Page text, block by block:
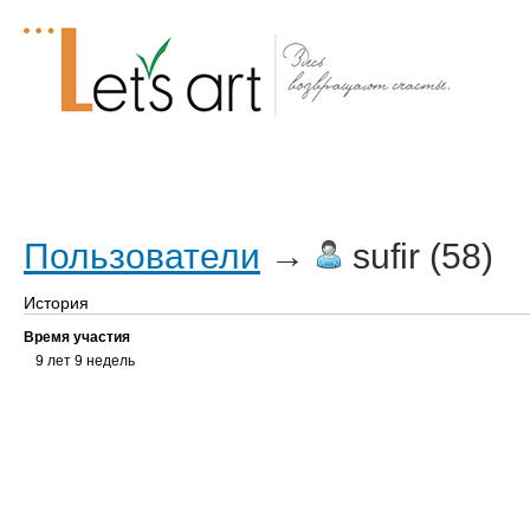
Пользователи → sufir (58)
История
Время участия
9 лет 9 недель